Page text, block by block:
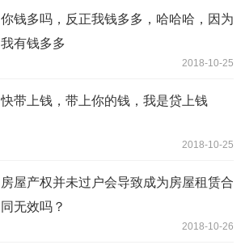
你钱多吗，反正我钱多多，哈哈哈，因为
我有钱多多
2018-10-25
快带上钱，带上你的钱，我是贷上钱
2018-10-25
房屋产权并未过户会导致成为房屋租赁合
同无效吗？
2018-10-26